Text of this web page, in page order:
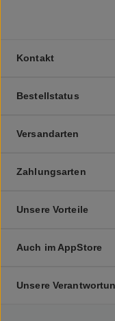
Kontakt
Bestellstatus
Versandarten
Zahlungsarten
Unsere Vorteile
Auch im AppStore
Unsere